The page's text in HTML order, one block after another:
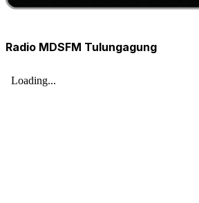
Radio MDSFM Tulungagung